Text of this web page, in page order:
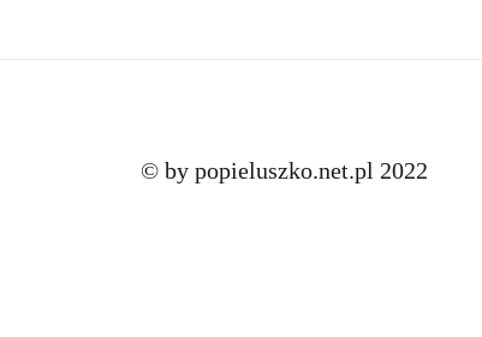
© by popieluszko.net.pl 2022